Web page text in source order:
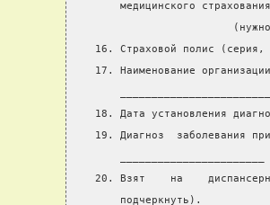
медицинского
16. Страховой полис (серия,
17. Наименование
18. Дата установления
19. Диагноз  заболевания
20. Взят    на
    подчеркнуть).